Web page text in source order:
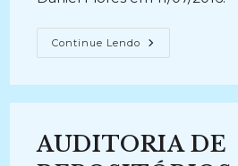
Continue Lendo AUDITORIA
DE
CONFIÁVEIS:
Entre
As
AUDITORIA DE